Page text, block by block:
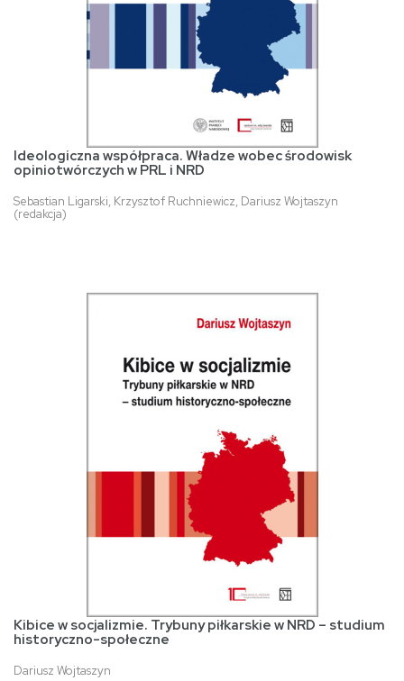
Ideologiczna współpraca. Władze wobec środowisk
opiniotwórczych w PRL i NRD
Sebastian Ligarski, Krzysztof Ruchniewicz, Dariusz Wojtaszyn
(redakcja)
Kibice w socjalizmie. Trybuny piłkarskie w NRD – studium
historyczno-społeczne
Dariusz Wojtaszyn